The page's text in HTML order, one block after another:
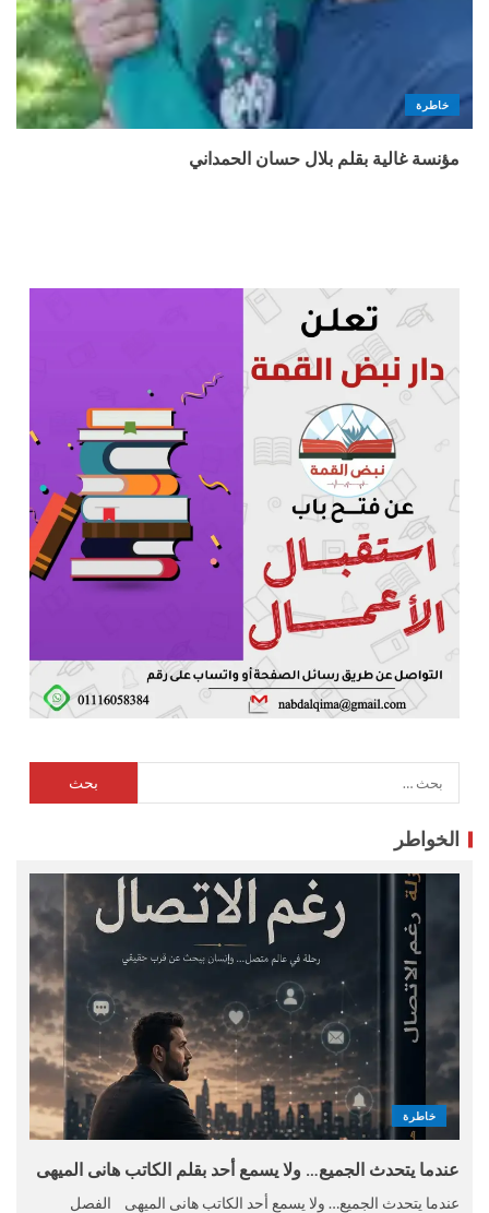
خاطرة
مؤنسة غالية بقلم بلال حسان الحمداني
الخواطر
خاطرة
عندما يتحدث الجميع… ولا يسمع أحد بقلم الكاتب هانى الميهى
عندما يتحدث الجميع… ولا يسمع أحد الكاتب هانى الميهى الفصل